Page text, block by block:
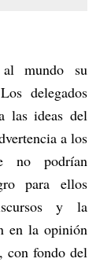
al mundo su
delegados
las ideas del
a los
no podrían
para ellos
y la
en la opinión
con fondo del